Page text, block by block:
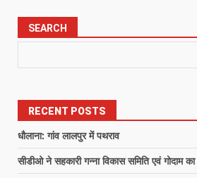
SEARCH
RECENT POSTS
धौलाना: गांव लालपुर में पथराव
सीडीओ ने सहकारी गन्ना विकास समिति एवं गोदाम का